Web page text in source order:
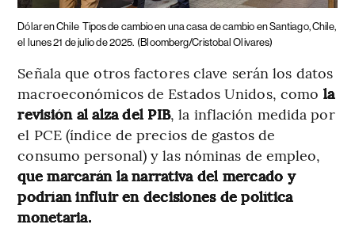
Dólar en Chile Tipos de cambio en una casa de cambio en Santiago, Chile,
el lunes 21 de julio de 2025. (Bloomberg/Cristobal Olivares)
Señala que otros factores clave serán los datos
macroeconómicos de Estados Unidos, como la
revisión al alza del PIB, la inflación medida por
el PCE (índice de precios de gastos de
consumo personal) y las nóminas de empleo,
que marcarán la narrativa del mercado y
podrían influir en decisiones de política
monetaria.